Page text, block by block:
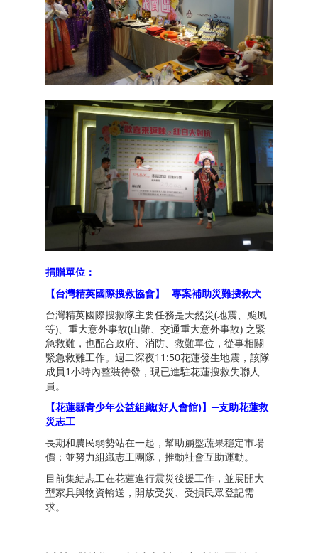
捐贈單位：
【台灣精英國際搜救協會】─專案補助災難搜救犬
台灣精英國際搜救隊主要任務是天然災(地震、颱風
等)、重大意外事故(山難、交通重大意外事故) 之緊
急救難，也配合政府、消防、救難單位，從事相關
緊急救難工作。週二深夜11:50花蓮發生地震，該隊
成員1小時內整裝待發，現已進駐花蓮搜救失聯人
員。
【花蓮縣青少年公益組織(好人會館)】─支助花蓮救
災志工
長期和農民弱勢站在一起，幫助崩盤蔬果穩定市場
價；並努力組織志工團隊，推動社會互助運動。
目前集結志工在花蓮進行震災後援工作，並展開大
型家具與物資輸送，開放受災、受損民眾登記需
求。